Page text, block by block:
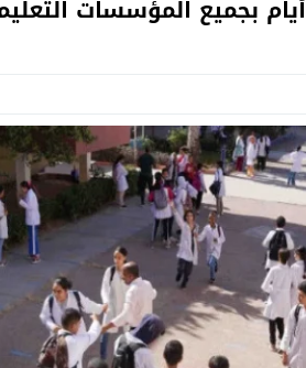
تمديد تعليق الدراسة 3 أيام بجميع